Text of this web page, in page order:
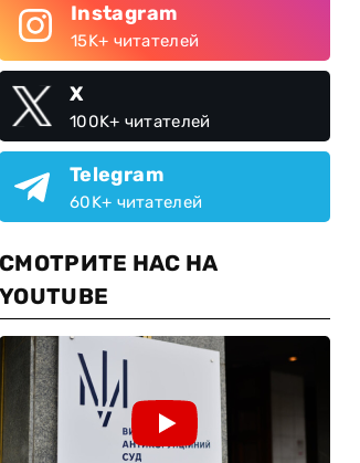
Instagram
15K+ читателей
X
100K+ читателей
Telegram
60K+ читателей
СМОТРИТЕ НАС НА
YOUTUBE